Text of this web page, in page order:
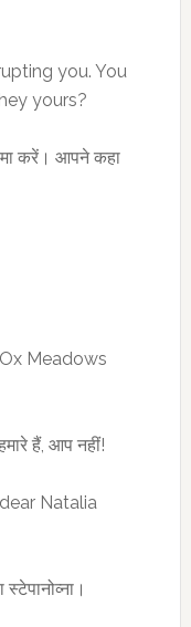
you. You
yours?
करें। आपने कहा
Meadows
हैं, आप नहीं!
Natalia